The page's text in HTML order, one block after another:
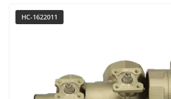
НС-1622011